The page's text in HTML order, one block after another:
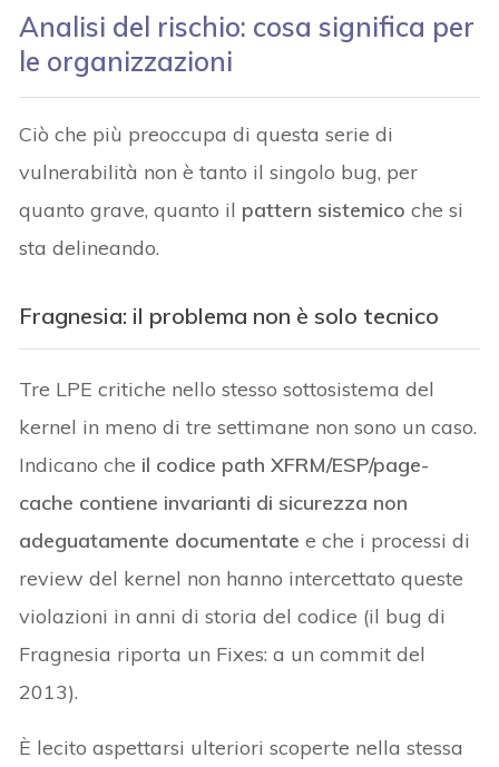
Analisi del rischio: cosa significa per
le organizzazioni
Ciò che più preoccupa di questa serie di
vulnerabilità non è tanto il singolo bug, per
quanto grave, quanto il pattern sistemico che si
sta delineando.
Fragnesia: il problema non è solo tecnico
Tre LPE critiche nello stesso sottosistema del
kernel in meno di tre settimane non sono un caso.
Indicano che il codice path XFRM/ESP/page-
cache contiene invarianti di sicurezza non
adeguatamente documentate e che i processi di
review del kernel non hanno intercettato queste
violazioni in anni di storia del codice (il bug di
Fragnesia riporta un Fixes: a un commit del
2013).
È lecito aspettarsi ulteriori scoperte nella stessa